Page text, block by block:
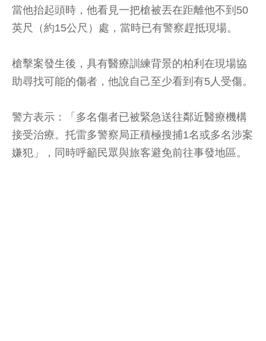
當他抬起頭時，他看見一把槍被丟在距離他不到50
英尺（約15公尺）處，當時已有警察趕抵現場。
槍擊案發生後，具有醫療訓練背景的柏利在現場協
助尋找可能的傷者，他說自己至少看到有5人受傷。
警方表示：「多名傷者已被緊急送往鄰近醫療機構
接受治療。托雷多警察局正積極搜捕1名或多名涉案
嫌犯」，同時呼籲民眾與旅客避免前往事發地區。